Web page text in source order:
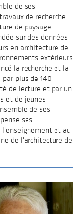
de ses
de recherche
de paysage
sur des données
en architecture de
extérieurs
la recherche et la
plus de 140
de lecture et par un
et de jeunes
de ses
ses
l'enseignement et au
de l'architecture de